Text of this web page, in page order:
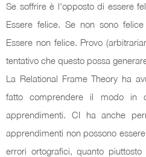
Se soffrire è l'opposto di essere
Essere felice. Se non sono
Essere non felice. Provo
tentativo che questo possa
La Relational Frame Theory ha
fatto comprendere il modo in
apprendimenti. CI ha anche
apprendimenti non possono
errori ortografici, quanto